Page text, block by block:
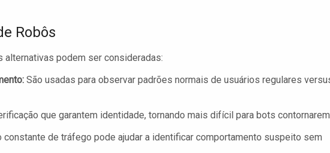
Robôs
podem ser consideradas:
São usadas para observar padrões normais de usuários regulares
que garantem identidade, tornando mais difícil para bots
constante de tráfego pode ajudar a identificar comportamento suspeito sem